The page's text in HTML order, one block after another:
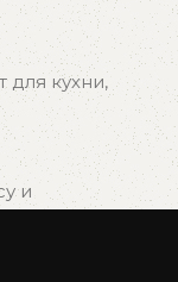
кухни,
и